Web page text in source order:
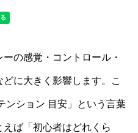
の感覚・コントロール・
に大きく影響します。こ
ンション 目安」という言葉
ば「初心者はどれくら